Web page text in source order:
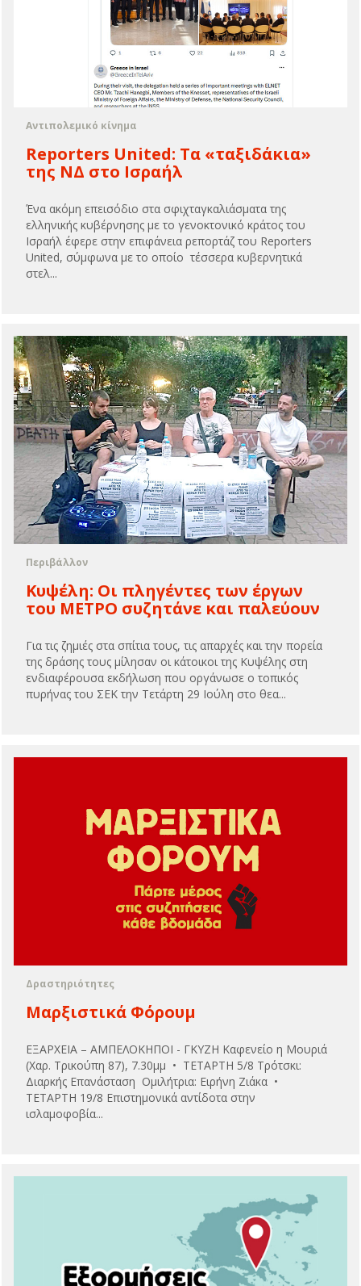
Αντιπολεμικό κίνημα
Reporters United: Τα «ταξιδάκια»
της ΝΔ στο Ισραήλ
Ένα ακόμη επεισόδιο στα σφιχταγκαλιάσματα της
ελληνικής κυβέρνησης με το γενοκτονικό κράτος του
Ισραήλ έφερε στην επιφάνεια ρεπορτάζ του Reporters
United, σύμφωνα με το οποίο τέσσερα κυβερνητικά
στελ...
Περιβάλλον
Κυψέλη: Οι πληγέντες των έργων
του ΜΕΤΡΟ συζητάνε και παλεύουν
Για τις ζημιές στα σπίτια τους, τις απαρχές και την πορεία
της δράσης τους μίλησαν οι κάτοικοι της Κυψέλης στη
ενδιαφέρουσα εκδήλωση που οργάνωσε ο τοπικός
πυρήνας του ΣΕΚ την Τετάρτη 29 Ιούλη στο θεα...
Δραστηριότητες
Μαρξιστικά Φόρουμ
ΕΞΑΡΧΕΙΑ – ΑΜΠΕΛΟΚΗΠΟΙ - ΓΚΥΖΗ Καφενείο η Μουριά
(Χαρ. Τρικούπη 87), 7.30μμ • ΤΕΤΑΡΤΗ 5/8 Τρότσκι:
Διαρκής Επανάσταση Ομιλήτρια: Ειρήνη Ζιάκα •
ΤΕΤΑΡΤΗ 19/8 Επιστημονικά αντίδοτα στην
ισλαμοφοβία...